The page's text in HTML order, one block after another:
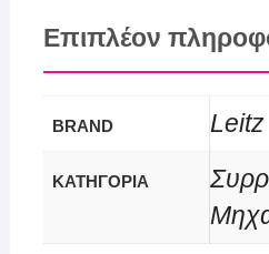
Επιπλέον
BRAND Leitz
ΚΑΤΗΓΟΡΙΑ